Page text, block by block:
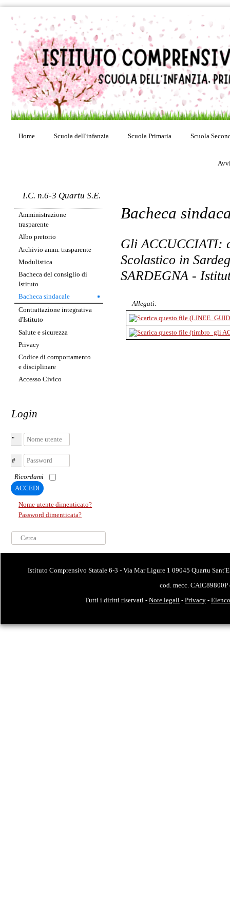
Home Scuola dell'infanzia Scuola Primaria Scuola
I.C. n.6-3 Quartu S.E.
Amministrazione
trasparente
Albo pretorio
Archivio amm. trasparente
Modulistica
Bacheca del consiglio di
Istituto
Bacheca sindacale
Contrattazione integrativa
d'Istituto
Salute e sicurezza
Privacy
Codice di comportamento
e disciplinare
Accesso Civico
Login
Nome utente
Password
Ricordami
ACCEDI
Nome utente dimenticato?
Password dimenticata?
Cerca...
Bacheca
Gli ACCUCCIATI:
Scolastico in
SARDEGNA -
Allegati:
Istituto Comprensivo Statale 6-3 - Via Mar Ligure 1 09045 Quartu
cod. mecc.
Tutti i diritti riservati - Note legali - Privacy -